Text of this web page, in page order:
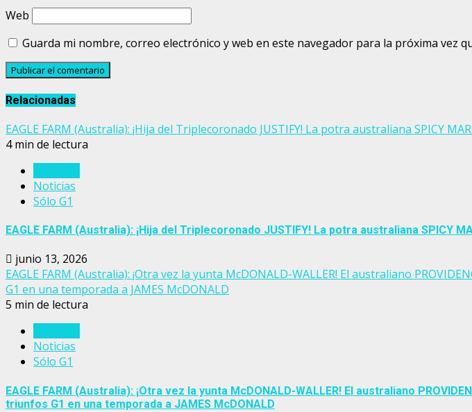
Web
Guarda mi nombre, correo electrónico y web en este navegador para la próxima vez
Relacionadas
EAGLE FARM (Australia): ¡Hija del Triplecoronado JUSTIFY! La potra australiana SPICY
4 min de lectura
Noticias
Sólo G1
EAGLE FARM (Australia): ¡Hija del Triplecoronado JUSTIFY! La potra australiana SPICY
junio 13, 2026
EAGLE FARM (Australia): ¡Otra vez la yunta McDONALD-WALLER! El australiano
G1 en una temporada a JAMES McDONALD
5 min de lectura
Noticias
Sólo G1
EAGLE FARM (Australia): ¡Otra vez la yunta McDONALD-WALLER! El australiano
triunfos G1 en una temporada a JAMES McDONALD